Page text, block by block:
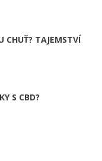
CHUŤ? TAJEMSTVÍ
S CBD?